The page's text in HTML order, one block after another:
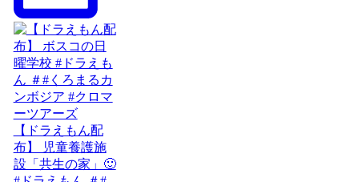
【ドラえもん配
布】 児童養護施
設「共生の家」🙂